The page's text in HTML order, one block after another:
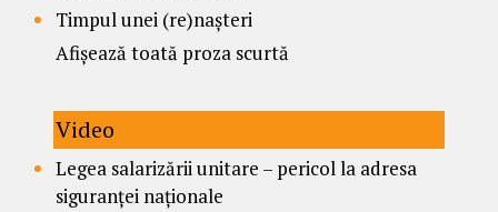
Timpul unei (re)nașteri
Afișează toată proza scurtă
Video
Legea salarizării unitare – pericol la adresa
siguranței naționale